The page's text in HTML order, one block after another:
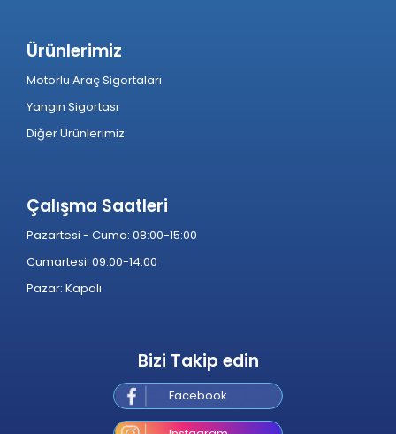
Ürünlerimiz
Motorlu Araç Sigortaları
Yangın Sigortası
Diğer Ürünlerimiz
Çalışma Saatleri
Pazartesi - Cuma: 08:00-15:00
Cumartesi: 09:00-14:00
Pazar: Kapalı
Bizi Takip edin
Facebook